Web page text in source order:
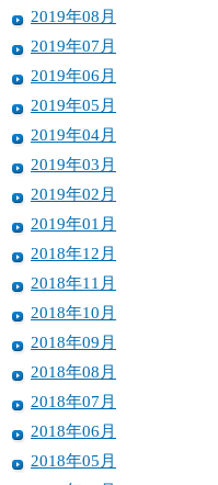
2019年08月
2019年07月
2019年06月
2019年05月
2019年04月
2019年03月
2019年02月
2019年01月
2018年12月
2018年11月
2018年10月
2018年09月
2018年08月
2018年07月
2018年06月
2018年05月